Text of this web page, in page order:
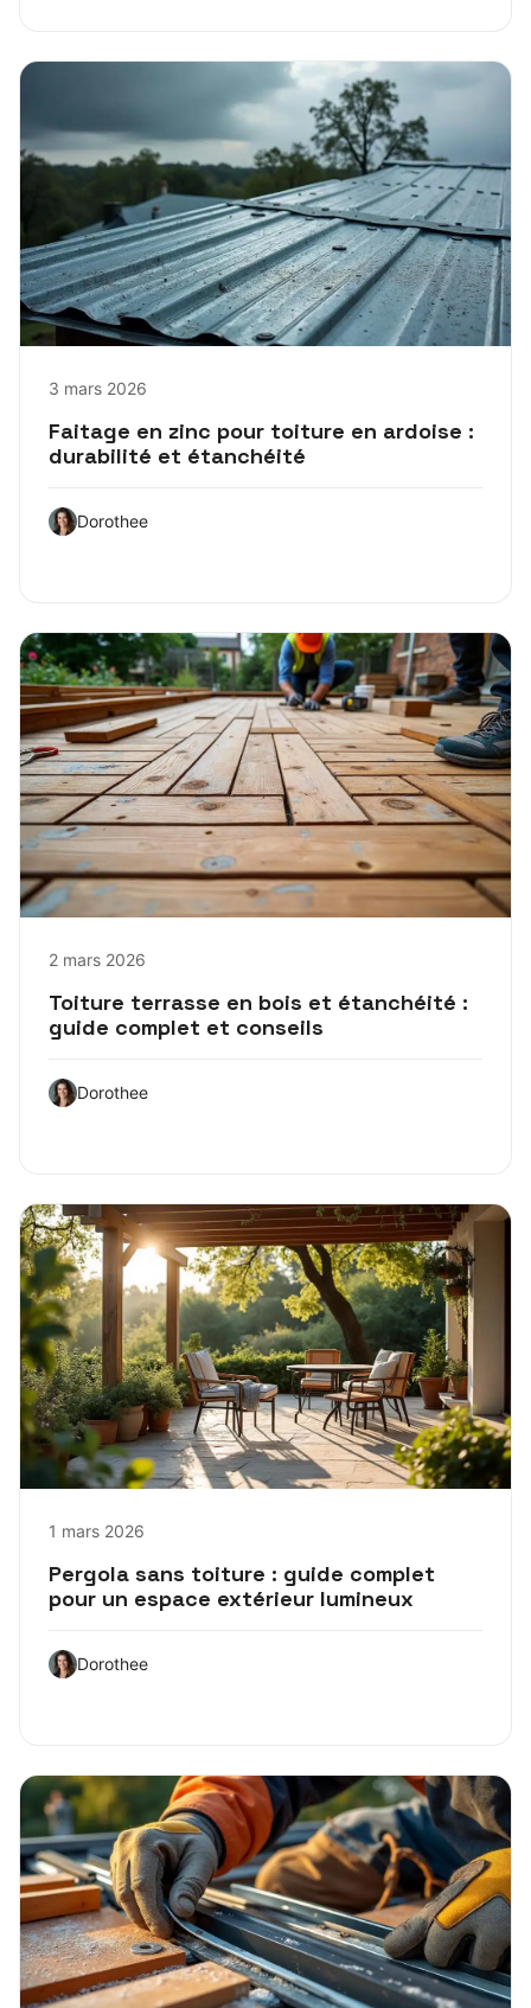
3 mars 2026
Faitage en zinc pour toiture en ardoise :
durabilité et étanchéité
Dorothee
2 mars 2026
Toiture terrasse en bois et étanchéité :
guide complet et conseils
Dorothee
1 mars 2026
Pergola sans toiture : guide complet
pour un espace extérieur lumineux
Dorothee